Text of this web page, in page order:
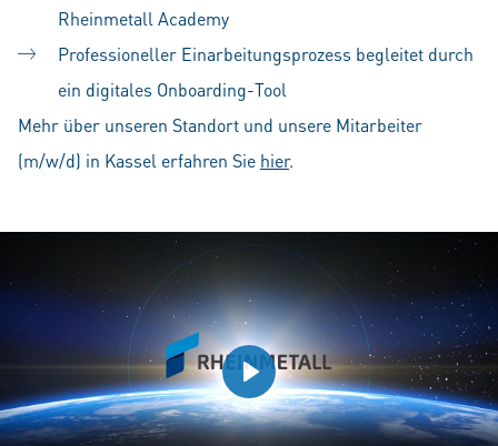
Rheinmetall Academy
Professioneller Einarbeitungsprozess begleitet durch
ein digitales Onboarding-Tool
Mehr über unseren Standort und unsere Mitarbeiter
(m/w/d) in Kassel erfahren Sie hier.
Play